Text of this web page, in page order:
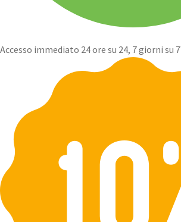
Accesso immediato 24 ore su 24, 7 giorni su 7